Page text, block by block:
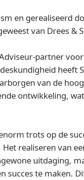
en gerealiseerd
van Drees &
partner
heeft
van de
ontwikkeling,
trots op de
realiseren van
uitdaging,
succes te maken.